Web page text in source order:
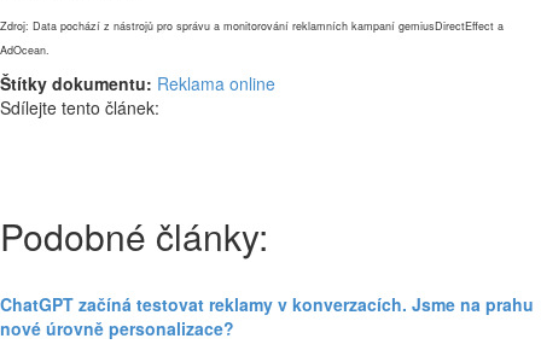
Zdroj: Data pochází z nástrojů pro správu a monitorování reklamních kampaní gemiusDirectEffect a
AdOcean.
Štítky dokumentu: Reklama online
Sdílejte tento článek:
Podobné články:
ChatGPT začíná testovat reklamy v konverzacích. Jsme na prahu
nové úrovně personalizace?